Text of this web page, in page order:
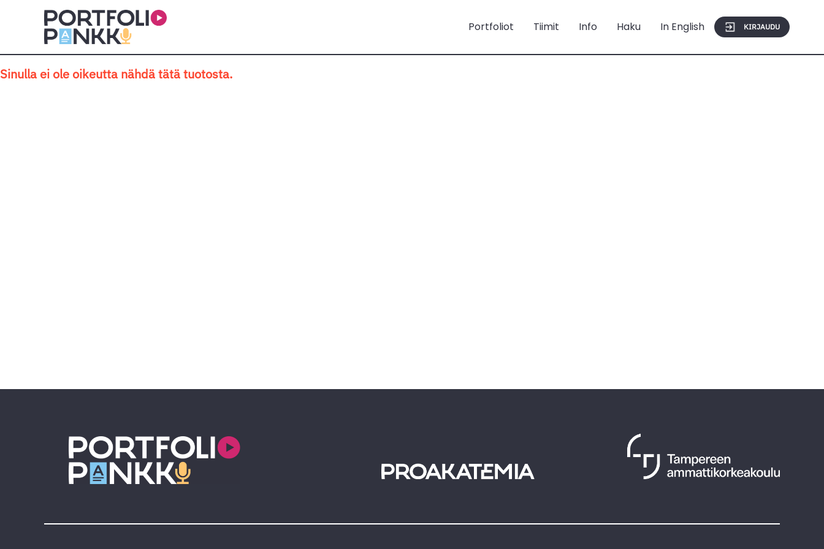
Siirry sisältöön
Portfoliot Tiimit Info Haku In English KIRJAUDU
Sinulla ei ole oikeutta nähdä tätä tuotosta.